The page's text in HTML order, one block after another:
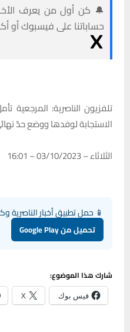
🔔 كن أول من يعرف
حساباتنا على فيسبوك أو
تلفزيون الناصرية:
الاستجابة لوفدها ووضع حدّ
الثلاثاء – 03/10/2023 – 16:01
📱 حمل تطبيق أخبار الناصرية
تحميل من Google Play
شارك هذا الموضوع:
فيس بوك X